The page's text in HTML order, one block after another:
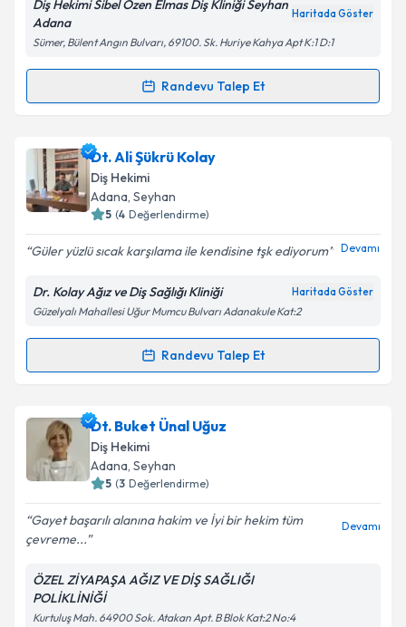
Kişisel verilerimin işlenmesine ilişkin Aydınlatma
kapsamda işlenmesini kabul ediyorum.
Takvim Talebini Gönder
Diş Hekimi Sibel Özen Elmas Diş Kliniği Seyhan
Adana
Haritada Göster
Sümer, Bülent Angın Bulvarı, 69100. Sk. Huriye Kahya Apt K:1 D:1
Randevu Talep Et
Randevu Takvimi Talebi
Dt. Sibel Özeniçin randevu takvimi talebi oluşturun.
Size bu uzmandan randevu almanız için bir takvim
hazırlandığında e-posta ile bilgilendireceğiz.
Kişisel verilerimin işlenmesine ilişkinAydınlatma
Metni'ni okudum ve kişisel verilerimin belirtilen
kapsamda işlenmesini kabul ediyorum.
Dt. Ali Şükrü Kolay
Diş Hekimi
Adana, Seyhan
5 (4 Değerlendirme)
Güler yüzlü sıcak karşılama ile kendisine tşk ediyorum Devamı
Dr. Kolay Ağız ve Diş Sağlığı Kliniği Haritada Göster
Güzelyalı Mahallesi Uğur Mumcu Bulvarı Adanakule Kat:2
Randevu Talep Et
Randevu Takvimi Talebi
Dt. Ali Şükrü Kolayiçin randevu takvimi talebi
oluşturun. Size bu uzmandan randevu almanız için bir
takvim hazırlandığında e-posta ile bilgilendireceğiz.
Kişisel verilerimin işlenmesine ilişkin
Metni
kapsamda işlenmesini kabul ediyorum.
Dt. Buket Ünal Uğuz
Diş Hekimi
Adana, Seyhan
5 (3 Değerlendirme)
Gayet başarılı alanına hakim ve İyi bir hekim tüm
çevreme...
Devamı
ÖZEL ZİYAPAŞA AĞIZ VE DİŞ SAĞLIĞI
POLİKLİNİĞİ
Kurtuluş Mah. 64900 Sok. Atakan Apt. B Blok Kat:2 No:4